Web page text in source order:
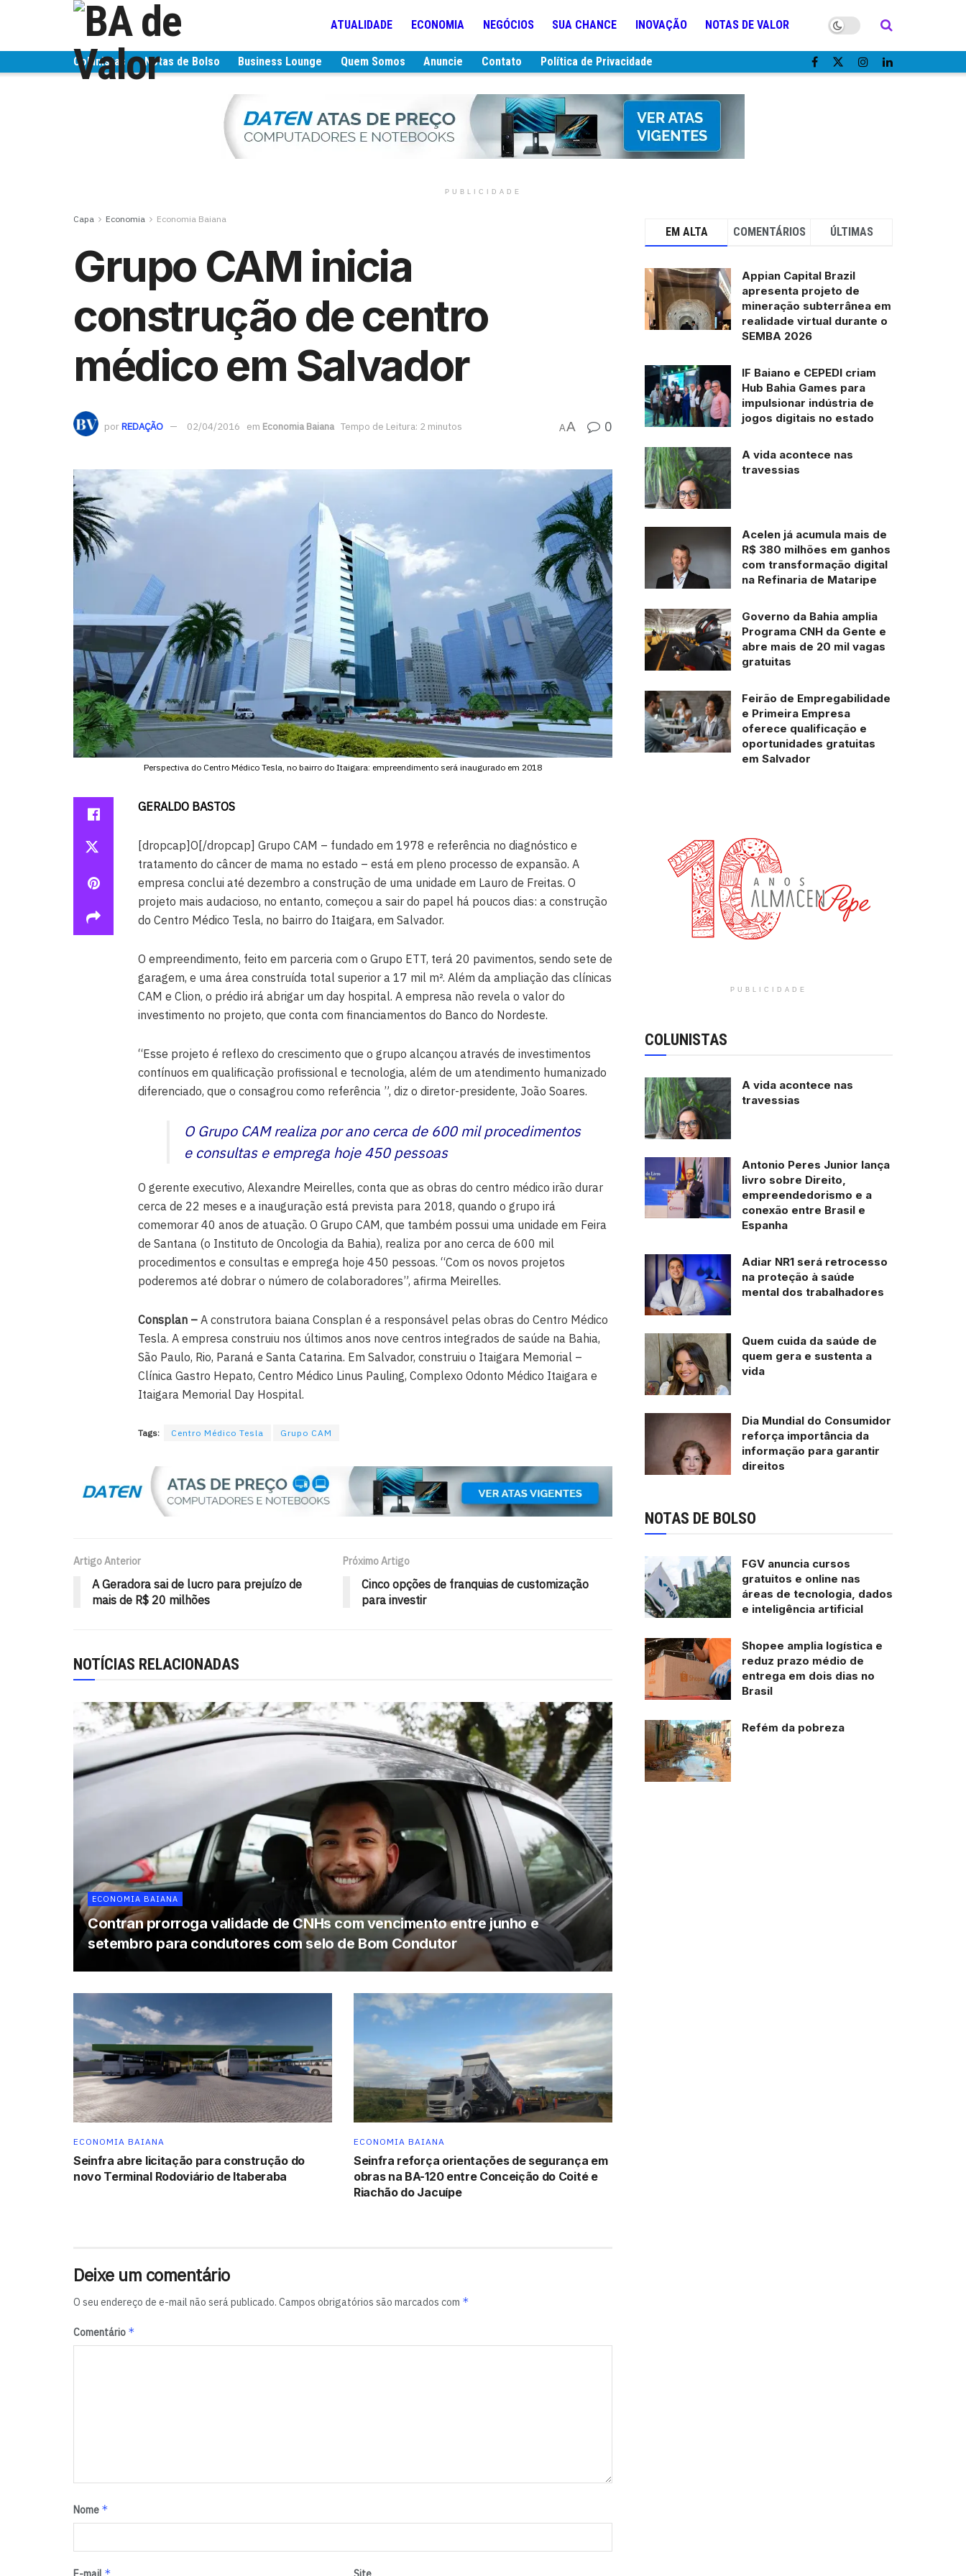
ATUALIDADE ECONOMIA NEGÓCIOS SUA CHANCE INOVAÇÃO NOTAS DE VALOR
Colunistas Notas de Bolso Business Lounge Quem Somos Anuncie Contato Política de Privacidade
PUBLICIDADE
Capa Economia Economia Baiana
Grupo CAM inicia
construção de centro
médico em Salvador
porREDAÇÃO 02/04/2016 em Economia Baiana Tempo de Leitura: 2 minutos AA 0
Perspectiva do Centro Médico Tesla, no bairro do Itaigara: empreendimento será inaugurado em 2018
GERALDO BASTOS
[dropcap]O[/dropcap] Grupo CAM – fundado em 1978 e referência no diagnóstico e
tratamento do câncer de mama no estado – está em pleno processo de expansão. A
empresa conclui até dezembro a construção de uma unidade em Lauro de Freitas. O
projeto mais audacioso, no entanto, começou a sair do papel há poucos dias: a construção
do Centro Médico Tesla, no bairro do Itaigara, em Salvador.
O empreendimento, feito em parceria com o Grupo ETT, terá 20 pavimentos, sendo sete de
garagem, e uma área construída total superior a 17 mil m². Além da ampliação das clínicas
CAM e Clion, o prédio irá abrigar um day hospital. A empresa não revela o valor do
investimento no projeto, que conta com financiamentos do Banco do Nordeste.
“Esse projeto é reflexo do crescimento que o grupo alcançou através de investimentos
contínuos em qualificação profissional e tecnologia, além de um atendimento humanizado
diferenciado, que o consagrou como referência ”, diz o diretor-presidente, João Soares.
O Grupo CAM realiza por ano cerca de 600 mil procedimentos
e consultas e emprega hoje 450 pessoas
O gerente executivo, Alexandre Meirelles, conta que as obras do centro médico irão durar
cerca de 22 meses e a inauguração está prevista para 2018, quando o grupo irá
comemorar 40 anos de atuação. O Grupo CAM, que também possui uma unidade em Feira
de Santana (o Instituto de Oncologia da Bahia), realiza por ano cerca de 600 mil
procedimentos e consultas e emprega hoje 450 pessoas. “Com os novos projetos
poderemos até dobrar o número de colaboradores”, afirma Meirelles.
Consplan – A construtora baiana Consplan é a responsável pelas obras do Centro Médico
Tesla. A empresa construiu nos últimos anos nove centros integrados de saúde na Bahia,
São Paulo, Rio, Paraná e Santa Catarina. Em Salvador, construiu o Itaigara Memorial –
Clínica Gastro Hepato, Centro Médico Linus Pauling, Complexo Odonto Médico Itaigara e
Itaigara Memorial Day Hospital.
Tags: Centro Médico Tesla Grupo CAM
Artigo Anterior
A Geradora sai de lucro para prejuízo de
mais de R$ 20 milhões
Próximo Artigo
Cinco opções de franquias de customização
para investir
NOTÍCIAS RELACIONADAS
ECONOMIA BAIANA
Contran prorroga validade de CNHs com vencimento entre junho e
setembro para condutores com selo de Bom Condutor
ECONOMIA BAIANA
Seinfra abre licitação para construção do
novo Terminal Rodoviário de Itaberaba
ECONOMIA BAIANA
Seinfra reforça orientações de segurança em
obras na BA-120 entre Conceição do Coité e
Riachão do Jacuípe
Deixe um comentário
O seu endereço de e-mail não será publicado. Campos obrigatórios são marcados com *
Comentário *
Nome *
*
EM ALTA COMENTÁRIOS ÚLTIMAS
Appian Capital Brazil
apresenta projeto de
mineração subterrânea em
realidade virtual durante o
SEMBA 2026
IF Baiano e CEPEDI criam
Hub Bahia Games para
impulsionar indústria de
jogos digitais no estado
A vida acontece nas
travessias
Acelen já acumula mais de
R$ 380 milhões em ganhos
com transformação digital
na Refinaria de Mataripe
Governo da Bahia amplia
Programa CNH da Gente e
abre mais de 20 mil vagas
gratuitas
Feirão de Empregabilidade
e Primeira Empresa
oferece qualificação e
oportunidades gratuitas
em Salvador
PUBLICIDADE
COLUNISTAS
A vida acontece nas
travessias
Antonio Peres Junior lança
livro sobre Direito,
empreendedorismo e a
conexão entre Brasil e
Espanha
Adiar NR1 será retrocesso
na proteção à saúde
mental dos trabalhadores
Quem cuida da saúde de
quem gera e sustenta a
vida
Dia Mundial do Consumidor
reforça importância da
informação para garantir
direitos
NOTAS DE BOLSO
FGV anuncia cursos
gratuitos e online nas
áreas de tecnologia, dados
e inteligência artificial
Shopee amplia logística e
reduz prazo médio de
entrega em dois dias no
Brasil
Refém da pobreza